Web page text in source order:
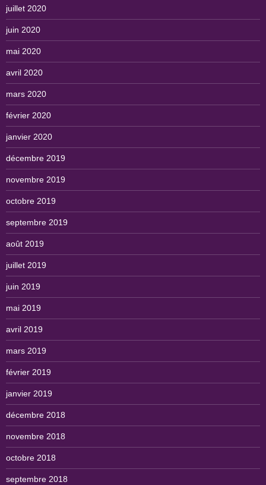
juillet 2020
juin 2020
mai 2020
avril 2020
mars 2020
février 2020
janvier 2020
décembre 2019
novembre 2019
octobre 2019
septembre 2019
août 2019
juillet 2019
juin 2019
mai 2019
avril 2019
mars 2019
février 2019
janvier 2019
décembre 2018
novembre 2018
octobre 2018
septembre 2018